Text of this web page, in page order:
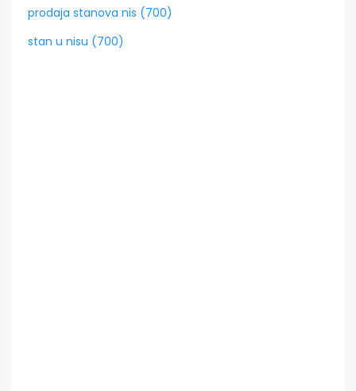
prodaja stanova nis (700)
stan u nisu (700)